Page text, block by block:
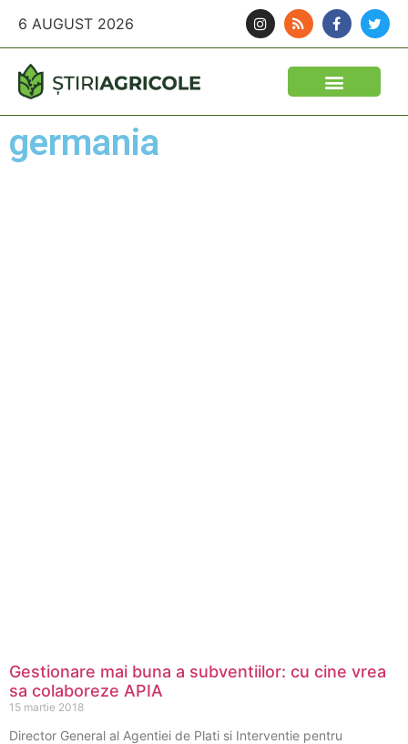
6 AUGUST 2026
germania
Gestionare mai buna a subventiilor: cu cine vrea
sa colaboreze APIA
15 martie 2018
Director General al Agentiei de Plati si Interventie pentru